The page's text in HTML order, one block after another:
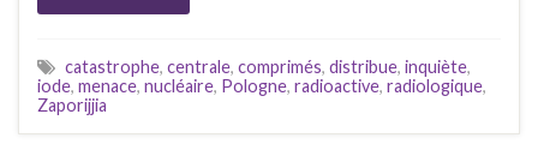
catastrophe, centrale, comprimés, distribue, inquiète,
iode, menace, nucléaire, Pologne, radioactive, radiologique,
Zaporijjia